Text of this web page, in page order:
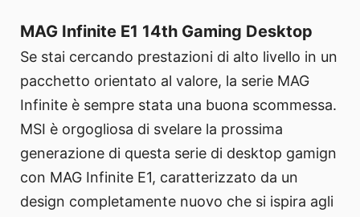
MAG Infinite E1 14th Gaming Desktop
Se stai cercando prestazioni di alto livello in un
pacchetto orientato al valore, la serie MAG
Infinite è sempre stata una buona scommessa.
MSI è orgogliosa di svelare la prossima
generazione di questa serie di desktop gamign
con MAG Infinite E1, caratterizzato da un
design completamente nuovo che si ispira agli